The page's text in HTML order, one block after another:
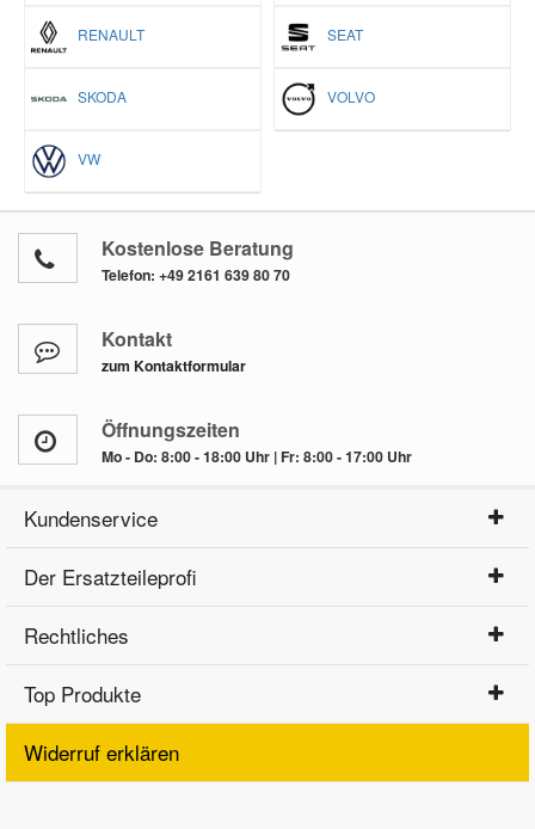
RENAULT SEAT
SKODA VOLVO
VW
Kostenlose Beratung
Telefon: +49 2161 639 80 70
Kontakt
zum Kontaktformular
Öffnungszeiten
Mo - Do: 8:00 - 18:00 Uhr | Fr: 8:00 - 17:00 Uhr
Kundenservice
Der Ersatzteileprofi
Rechtliches
Top Produkte
Widerruf erklären